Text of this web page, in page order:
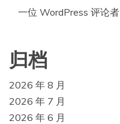
一位 WordPress 评论者
归档
2026 年 8 月
2026 年 7 月
2026 年 6 月